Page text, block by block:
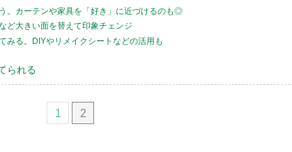
。カーテンや家具を「好き」に近づけるのも◎
ど大きい面を替えて印象チェンジ
る。DIYやリメイクシートなどの活用も
られる
1 2